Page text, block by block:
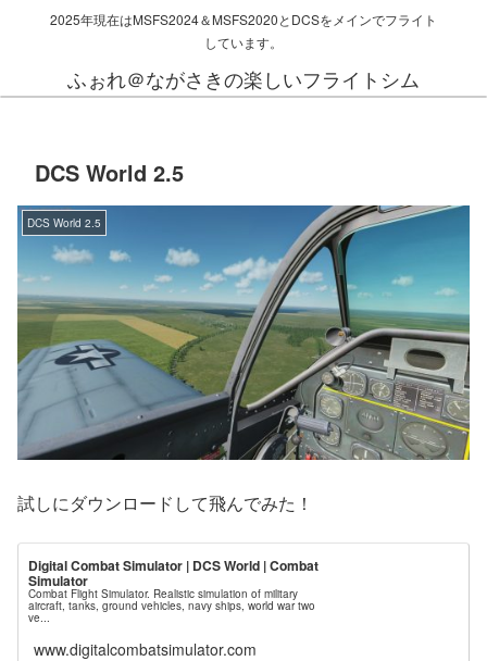
2025年現在はMSFS2024＆MSFS2020とDCSをメインでフライト
しています。
ふぉれ＠ながさきの楽しいフライトシム
DCS World 2.5
DCS World 2.5
試しにダウンロードして飛んでみた！
Digital Combat Simulator | DCS World | Combat
Simulator
Combat Flight Simulator. Realistic simulation of military
aircraft, tanks, ground vehicles, navy ships, world war two
ve...
www.digitalcombatsimulator.com